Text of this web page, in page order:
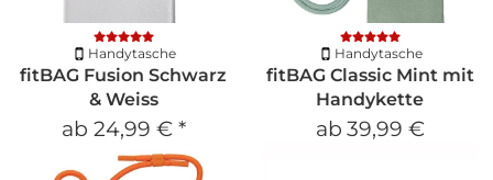
Handytasche
fitBAG Fusion Schwarz
& Weiss
ab 24,99 € *
Handytasche
fitBAG Classic Mint mit
Handykette
ab 39,99 €